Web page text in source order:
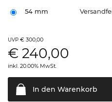
54 mm
UVP € 300,00
€ 240,00
inkl. 20.00% MwSt.
In den Warenkorb